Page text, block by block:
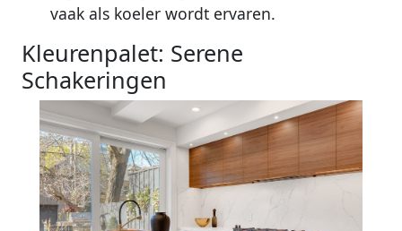
vaak als koeler wordt ervaren.
Kleurenpalet: Serene
Schakeringen